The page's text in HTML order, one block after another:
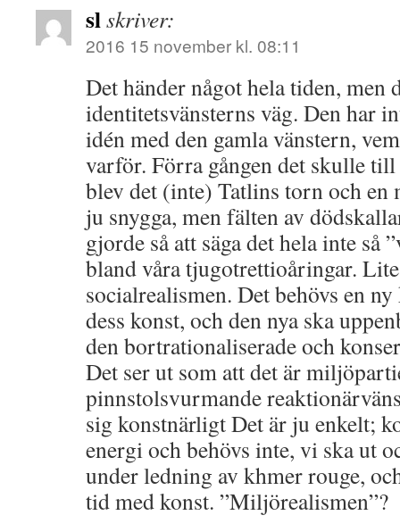
slskriver:
2016 15 november kl. 08:11
Det händer något hela tiden, men
identitetsvänsterns väg. Den har
idén med den gamla vänstern,
varför. Förra gången det skulle
blev det (inte) Tatlins torn och en
ju snygga, men fälten av
gjorde så att säga det hela inte så
bland våra tjugotrettioåringar.
socialrealismen. Det behövs en
dess konst, och den nya ska
den bortrationaliserade och
Det ser ut som att det är
pinnstolsvurmande
sig konstnärligt Det är ju enkelt;
energi och behövs inte, vi ska ut
under ledning av khmer rouge,
tid med konst. ”Miljörealismen”?